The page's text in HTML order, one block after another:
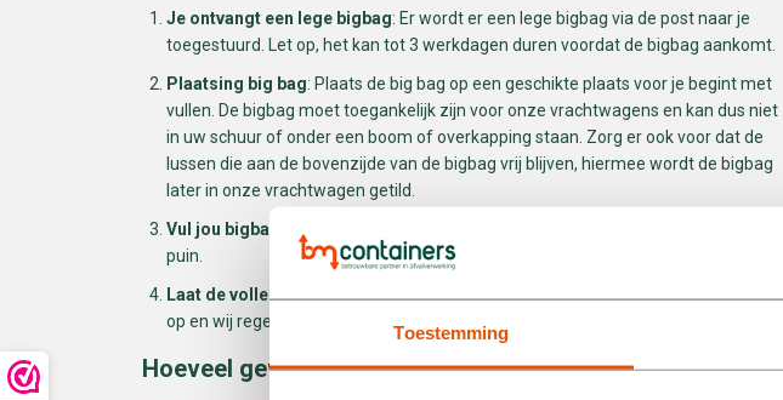
Toestemming
Je ontvangt een lege bigbag: Er wordt er een lege bigbag via de post naar je
toegestuurd. Let op, het kan tot 3 werkdagen duren voordat de bigbag aankomt.
Plaatsing big bag: Plaats de big bag op een geschikte plaats voor je begint met
vullen. De bigbag moet toegankelijk zijn voor onze vrachtwagens en kan dus niet
in uw schuur of onder een boom of overkapping staan. Zorg er ook voor dat de
lussen die aan de bovenzijde van de bigbag vrij blijven, hiermee wordt de bigbag
later in onze vrachtwagen getild.
Vul jou bigbag met puin
puin.
Laat de volle big bag ophalen: Heb je de big bag vol? Neem dan contact met ons
op en wij regelen dat de volle bigbag opgehaald wordt.
Hoeveel gewicht kan er in een 1m³ bigbag voor puin?